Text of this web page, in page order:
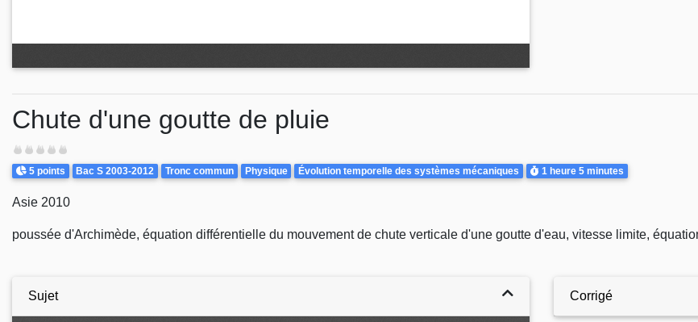
Chute d'une goutte de pluie
Difficulté
Points
5 points Theme
Bac S 2003-2012 Tronc commun Physique Évolution temporelle des systèmes mécaniques Durée
1 heure 5 minutes
Asie 2010
poussée d'Archimède, équation différentielle du mouvement de chute verticale d'une goutte d'eau, vitesse limite,
Sujet Corrigé